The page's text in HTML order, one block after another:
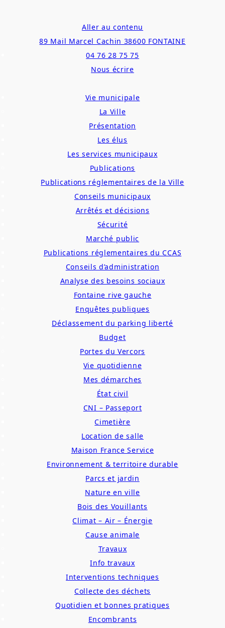
Aller au contenu
89 Mail Marcel Cachin 38600 FONTAINE
04 76 28 75 75
Nous écrire
Vie municipale
La Ville
Présentation
Les élus
Les services municipaux
Publications
Publications réglementaires de la Ville
Conseils municipaux
Arrêtés et décisions
Sécurité
Marché public
Publications réglementaires du CCAS
Conseils d’administration
Analyse des besoins sociaux
Fontaine rive gauche
Enquêtes publiques
Déclassement du parking liberté
Budget
Portes du Vercors
Vie quotidienne
Mes démarches
État civil
CNI – Passeport
Cimetière
Location de salle
Maison France Service
Environnement & territoire durable
Parcs et jardin
Nature en ville
Bois des Vouillants
Climat – Air – Énergie
Cause animale
Travaux
Info travaux
Interventions techniques
Collecte des déchets
Quotidien et bonnes pratiques
Encombrants